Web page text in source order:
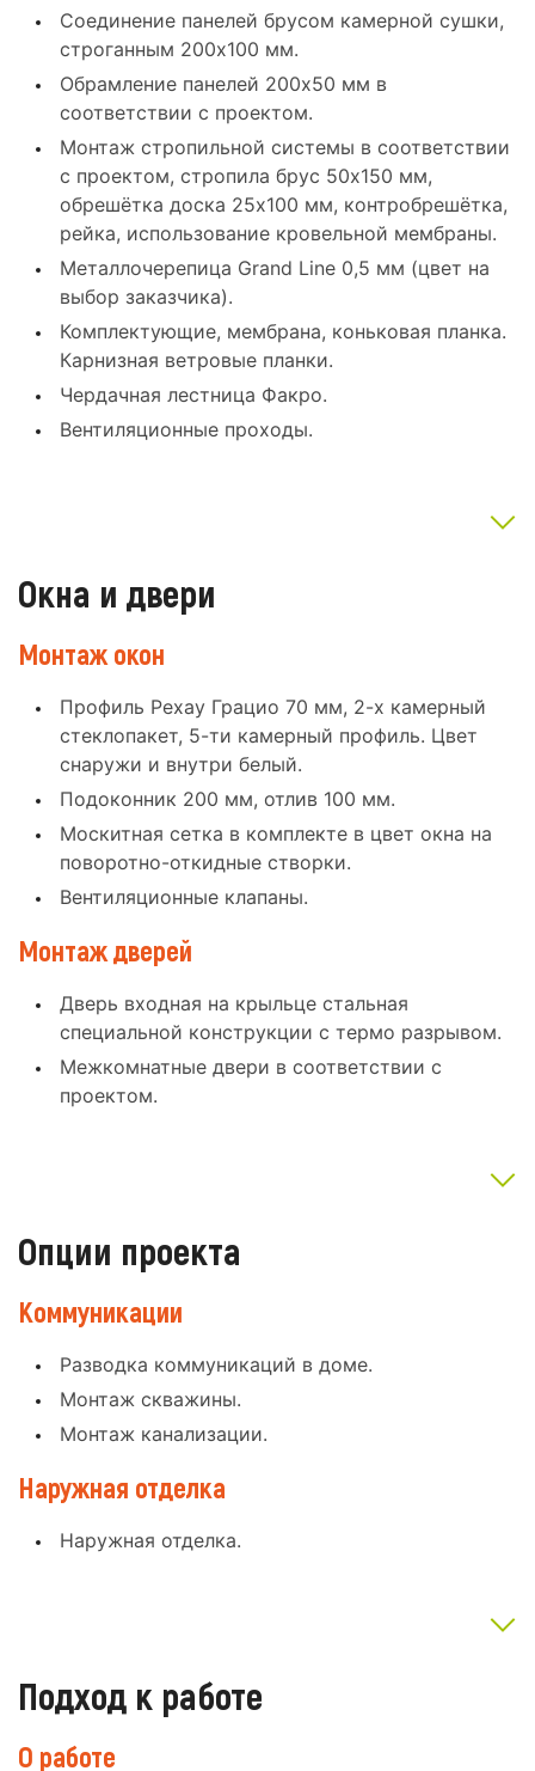
Соединение панелей брусом камерной сушки,
строганным 200x100 мм.
Обрамление панелей 200x50 мм в
соответствии с проектом.
Монтаж стропильной системы в соответствии
с проектом, стропила брус 50x150 мм,
обрешётка доска 25x100 мм, контробрешётка,
рейка, использование кровельной мембраны.
Металлочерепица Grand Line 0,5 мм (цвет на
выбор заказчика).
Комплектующие, мембрана, коньковая планка.
Карнизная ветровые планки.
Чердачная лестница Факро.
Вентиляционные проходы.
Окна и двери
Монтаж окон
Профиль Рехау Грацио 70 мм, 2-х камерный
стеклопакет, 5-ти камерный профиль. Цвет
снаружи и внутри белый.
Подоконник 200 мм, отлив 100 мм.
Москитная сетка в комплекте в цвет окна на
поворотно-откидные створки.
Вентиляционные клапаны.
Монтаж дверей
Дверь входная на крыльце стальная
специальной конструкции с термо разрывом.
Межкомнатные двери в соответствии с
проектом.
Опции проекта
Коммуникации
Разводка коммуникаций в доме.
Монтаж скважины.
Монтаж канализации.
Наружная отделка
Наружная отделка.
Подход к работе
О работе